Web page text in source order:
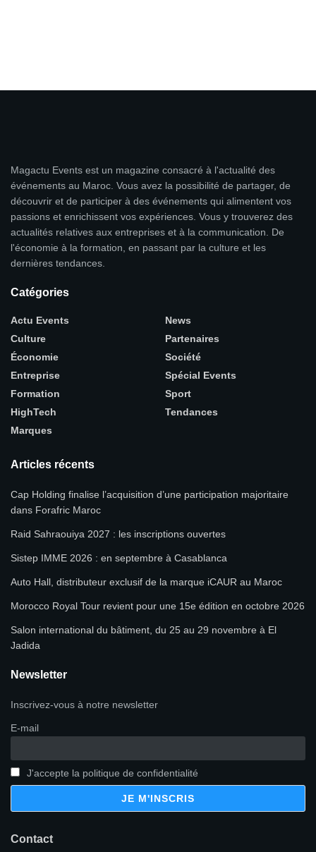
Magactu Events est un magazine consacré à l'actualité des
événements au Maroc. Vous avez la possibilité de partager, de
découvrir et de participer à des événements qui alimentent vos
passions et enrichissent vos expériences. Vous y trouverez des
actualités relatives aux entreprises et à la communication. De
l'économie à la formation, en passant par la culture et les
dernières tendances.
Catégories
Actu Events
Culture
Économie
Entreprise
Formation
HighTech
Marques
News
Partenaires
Société
Spécial Events
Sport
Tendances
Articles récents
Cap Holding finalise l’acquisition d’une participation majoritaire
dans Forafric Maroc
Raid Sahraouiya 2027 : les inscriptions ouvertes
Sistep IMME 2026 : en septembre à Casablanca
Auto Hall, distributeur exclusif de la marque iCAUR au Maroc
Morocco Royal Tour revient pour une 15e édition en octobre 2026
Salon international du bâtiment, du 25 au 29 novembre à El
Jadida
Newsletter
Inscrivez-vous à notre newsletter
E-mail
J'accepte la politique de confidentialité
Contact